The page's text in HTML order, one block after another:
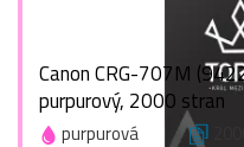
Canon CRG-707M
purpurový, 2000 stran
purpurová